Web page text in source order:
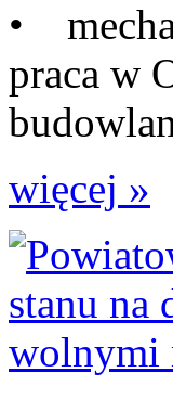
•
praca w
więcej »